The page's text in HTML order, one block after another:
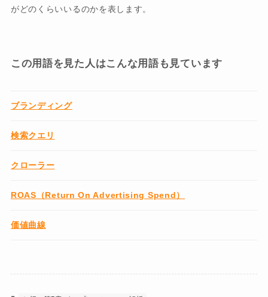
がどのくらいいるのかを表します。
この用語を見た人はこんな用語も見ています
ブランディング
検索クエリ
クローラー
ROAS（Return On Advertising Spend）
価値曲線